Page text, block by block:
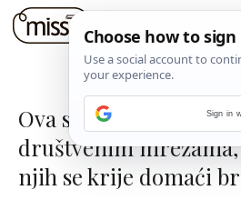
Ova su vina apsolutni
društvenim mrežama,
njih se krije domaći
Sign in